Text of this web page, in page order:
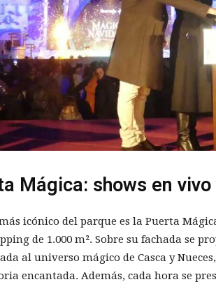
Mágica: shows en
icónico del parque es la Puerta
de 1.000 m². Sobre su fachada se
al universo mágico de Casca y
encantada. Además, cada hora se